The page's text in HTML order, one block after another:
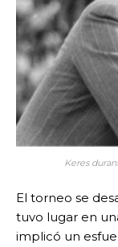
Keres
El torneo se
tuvo lugar en
implicó un